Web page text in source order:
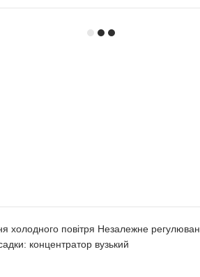
повітря Незалежне
концентратор вузький